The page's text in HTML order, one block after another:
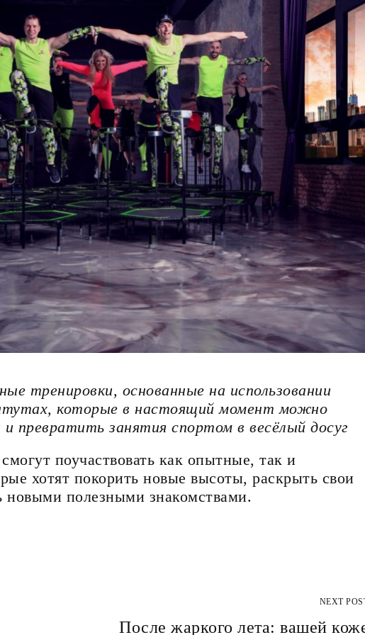
тренировки, основанные на использовании
которые в настоящий момент можно
превратить занятия спортом в весёлый досуг
поучаствовать как опытные, так и
хотят покорить новые высоты, раскрыть свои
новыми полезными знакомствами.
NEXT
После жаркого лета: вашей